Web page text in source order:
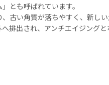
とも呼ばれています。
古い角質が落ちやすく、新しい
排出され、アンチエイジングと